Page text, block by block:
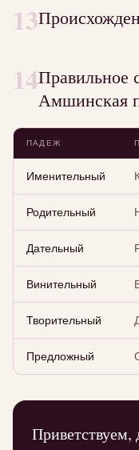
13
14Правильное
Амшинская
ПАДЕЖ
Именительный
Родительный
Дательный
Винительный
Творительный
Предложный
Приветствуем,